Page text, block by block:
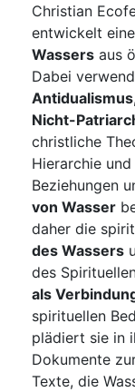
Christian
entwickelt eine
Wassers aus
Dabei
Nicht-
christliche
Hierarchie
Beziehungen
von Wasser
daher die
des Wassers
des
als
spirituellen
plädiert sie in
Dokumente
Texte, die